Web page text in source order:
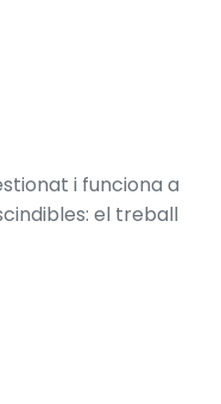
i funciona a
el treball